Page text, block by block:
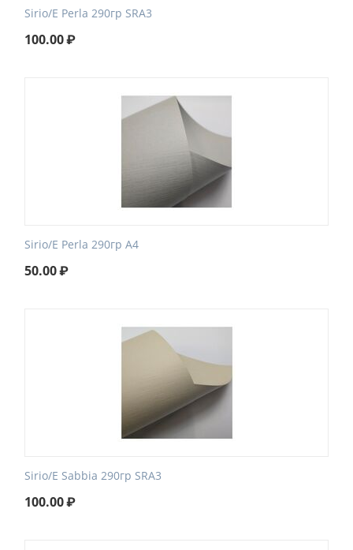
Sirio/E Perla 290гр SRA3
100.00₽
Sirio/E Perla 290гр А4
50.00₽
Sirio/E Sabbia 290гр SRA3
100.00₽